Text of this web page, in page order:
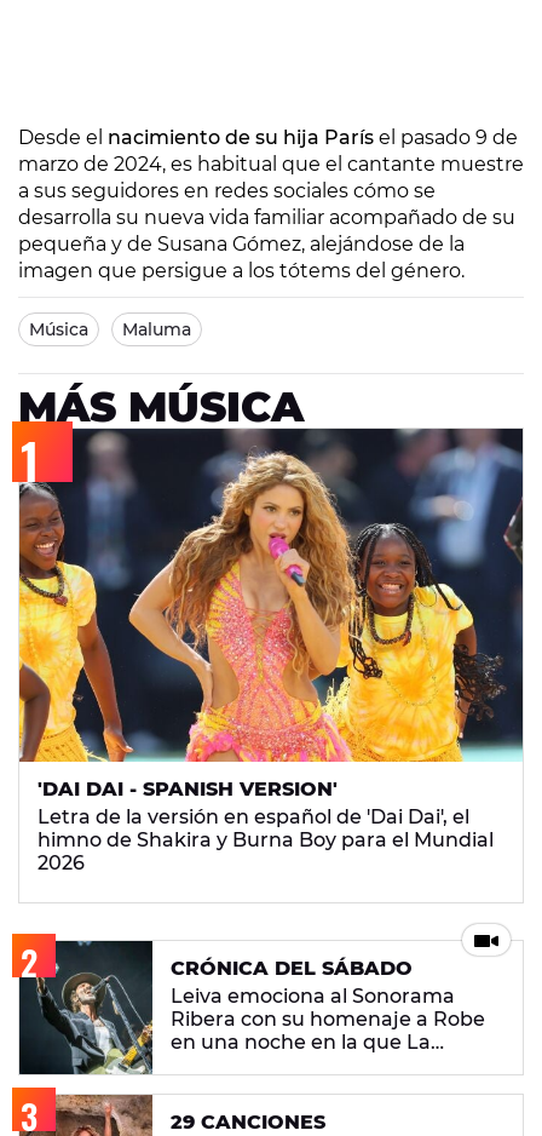
Desde el nacimiento de su hija París el pasado 9 de
marzo de 2024, es habitual que el cantante muestre
a sus seguidores en redes sociales cómo se
desarrolla su nueva vida familiar acompañado de su
pequeña y de Susana Gómez, alejándose de la
imagen que persigue a los tótems del género.
Música Maluma
MÁS MÚSICA
'DAI DAI - SPANISH VERSION'
Letra de la versión en español de 'Dai Dai', el
himno de Shakira y Burna Boy para el Mundial
2026
CRÓNICA DEL SÁBADO
Leiva emociona al Sonorama
Ribera con su homenaje a Robe
en una noche en la que La
29 CANCIONES